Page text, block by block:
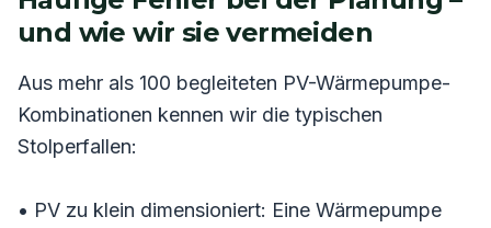
und wie wir sie vermeiden
Aus mehr als 100 begleiteten PV-Wärmepumpe-
Kombinationen kennen wir die typischen
Stolperfallen:
• PV zu klein dimensioniert: Eine Wärmepumpe